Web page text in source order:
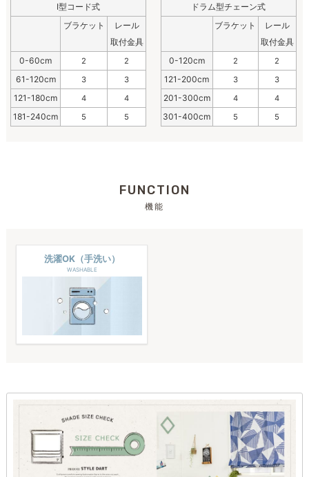
I型コード式
ブラケット
レール
取付金具
0-60cm
2 2
61-120cm 3 3
121-180cm 4 4
181-240cm 5 5
ドラム型チェーン式
ブラケット
レール
取付金具
0-120cm
2 2
121-200cm 3 3
201-300cm 4 4
301-400cm 5 5
FUNCTION
機能
洗濯OK（手洗い）
WASHABLE